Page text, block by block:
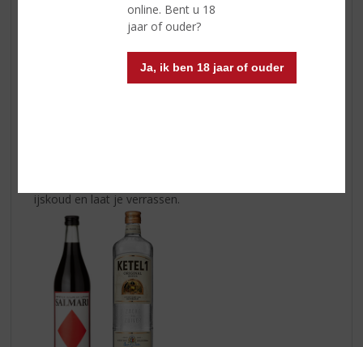
online. Bent u 18
jaar of ouder?
Ja, ik ben 18 jaar of ouder
ijskoud en laat je verrassen.